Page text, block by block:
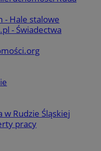
- Hale stalowe
- Świadectwa
w Rudzie Śląskiej
pracy